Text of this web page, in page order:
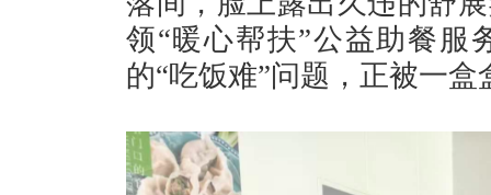
领“暖心帮扶”公益助餐服
的“吃饭难”问题，正被一